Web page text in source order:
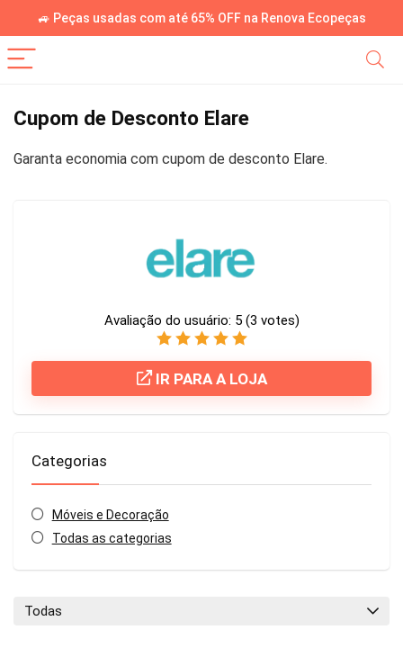
🚙 Peças usadas com até 65% OFF na Renova Ecopeças
Cupom de Desconto Elare
Garanta economia com cupom de desconto Elare.
Avaliação do usuário: 5 (3 votes)
IR PARA A LOJA
Categorias
Móveis e Decoração
Todas as categorias
Todas